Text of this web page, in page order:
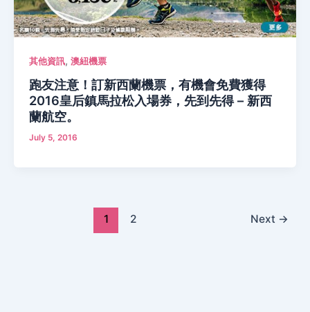
其他資訊, 澳紐機票
跑友注意！訂新西蘭機票，有機會免費獲得
2016皇后鎮馬拉松入場券，先到先得 – 新西
蘭航空。
July 5, 2016
1 2 Next →